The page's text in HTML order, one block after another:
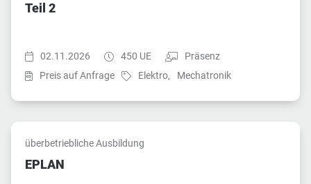
Teil 2
Startzeit:
02.11.2026 Dauer:
450 UE Teilnahmeart:
Präsenz
Preis auf Anfrage
Fach:
Elektro, Fach:
Mechatronik
überbetriebliche Ausbildung
EPLAN